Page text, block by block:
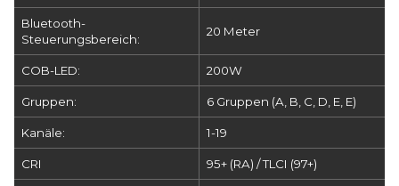
Bluetooth-
Steuerungsbereich:
20 Meter
COB-LED: 200W
Gruppen: 6 Gruppen (A, B, C, D, E, E)
Kanäle: 1-19
CRI 95+ (RA) / TLCI (97+)